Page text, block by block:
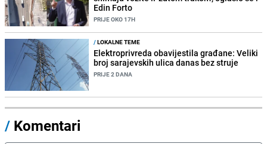
Edin Forto
PRIJE OKO 17H
/LOKALNE TEME
Elektroprivreda obavijestila građane: Veliki
broj sarajevskih ulica danas bez struje
PRIJE 2 DANA
/ Komentari